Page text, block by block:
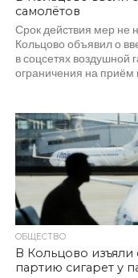
самолётов
Срок действия мер не
Кольцово объявил о
в соцсетях воздушной
ограничения на приём
ОБЩЕСТВО
В Кольцово
партию сигарет у